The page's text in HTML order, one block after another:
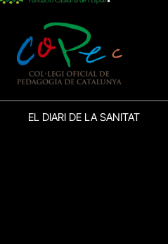
EL DIARI DE LA SANITAT